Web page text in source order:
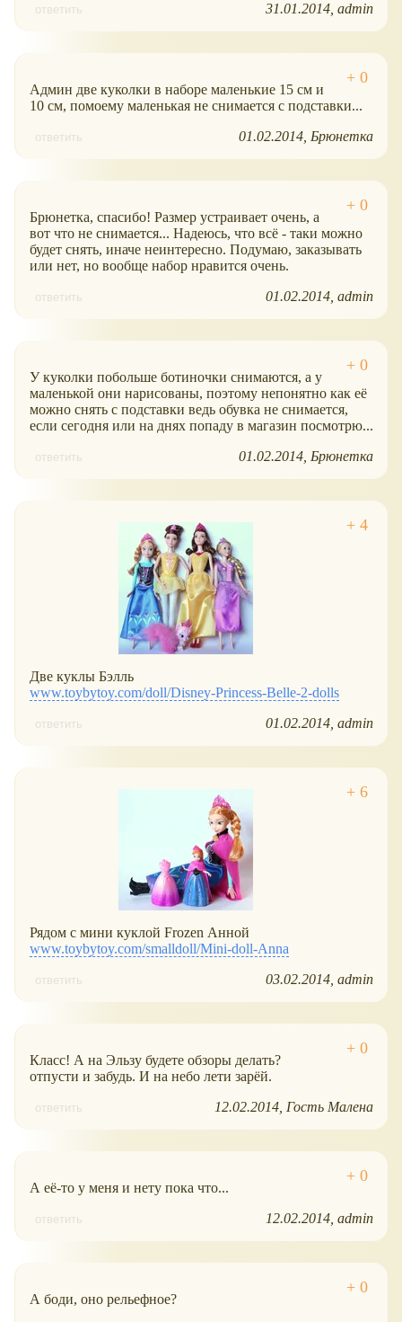
ответить 31.01.2014 admin
Админ две куколки в наборе маленькие 15 см и
10 см, помоему маленькая не снимается с подставки...
ответить 01.02.2014 Брюнетка
Брюнетка, спасибо! Размер устраивает очень, а
вот что не снимается... Надеюсь, что всё - таки можно
будет снять, иначе неинтересно. Подумаю, заказывать
или нет, но вообще набор нравится очень.
ответить 01.02.2014 admin
У куколки побольше ботиночки снимаются, а у
маленькой они нарисованы, поэтому непонятно как её
можно снять с подставки ведь обувка не снимается,
если сегодня или на днях попаду в магазин посмотрю...
ответить 01.02.2014 Брюнетка
Две куклы Бэлль
www.toybytoy.com/doll/Disney-Princess-Belle-2-dolls
ответить 01.02.2014 admin
Рядом с мини куклой Frozen Анной
www.toybytoy.com/smalldoll/Mini-doll-Anna
ответить 03.02.2014 admin
Класс! А на Эльзу будете обзоры делать?
отпусти и забудь. И на небо лети зарёй.
ответить 12.02.2014 Гость Малена
А её-то у меня и нету пока что...
ответить 12.02.2014 admin
А боди, оно рельефное?